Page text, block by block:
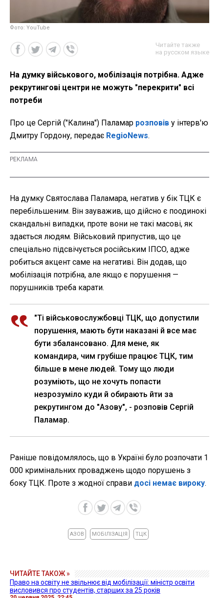
Фото: YouTube
Читайте также
на русском языке
На думку військового, мобілізація потрібна. Адже
рекрутингові центри не можуть "перекрити" всі
потреби
Про це Сергій ("Калина") Паламар розповів у інтерв'ю
Дмитру Гордону, передає RegioNews.
На думку Святослава Паламара, негатив у бік ТЦК є
перебільшеним. Він зауважив, що дійсно є поодинокі
скандальні випадки, проте вони не такі масові, як
здається людям. Військовий припустив, що це
спеціально підсвічується російським ІПСО, адже
робиться акцент саме на негативі. Він додав, що
мобілізація потрібна, але якщо є порушення —
порушників треба карати.
"Ті військовослужбовці ТЦК, що допустили
порушення, мають бути наказані й все має
бути збалансовано. Для мене, як
командира, чим грубіше працює ТЦК, тим
більше в мене людей. Тому що люди
розуміють, що не хочуть попасти
незрозуміло куди й обирають йти за
рекрутингом до "Азову", - розповів Сергій
Паламар.
Раніше повідомлялось, що в Україні було розпочати 1
000 кримінальних проваджень щодо порушень з
боку ТЦК. Проте з жодної справи досі немає вироку.
АЗОВ МОБІЛІЗАЦІЯ ТЦК
ЧИТАЙТЕ ТАКОЖ »
Право на освіту не звільнює від мобілізації: міністр освіти
висловився про студентів, старших за 25 років